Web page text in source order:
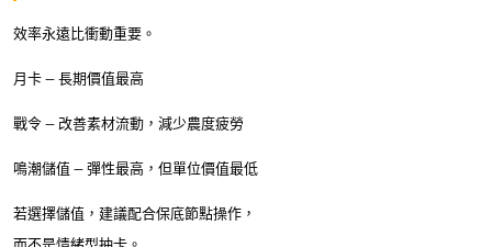
效率永遠比衝動重要。
月卡 — 長期價值最高
戰令 — 改善素材流動，減少農度疲勞
鳴潮儲值 — 彈性最高，但單位價值最低
若選擇儲值，建議配合保底節點操作，